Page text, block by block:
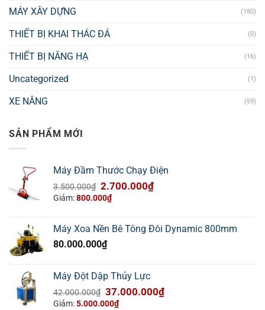
MÁY XÂY DỰNG (180)
THIẾT BỊ KHAI THÁC ĐÁ (0)
THIẾT BỊ NÂNG HẠ (16)
Uncategorized (1)
XE NÂNG (59)
SẢN PHẨM MỚI
Máy Đầm Thước Chạy Điện
3.500.000₫ Giá
gốc
3.500.000₫.
2.700.000₫Giá
là:
2.700.000₫.
Giảm:800.000₫
Máy Xoa Nền Bê Tông Đôi Dynamic 800mm
80.000.000₫
Máy Đột Dập Thủy Lực
42.000.000₫ Giá
gốc
37.000.000₫Giá
Giảm:5.000.000₫